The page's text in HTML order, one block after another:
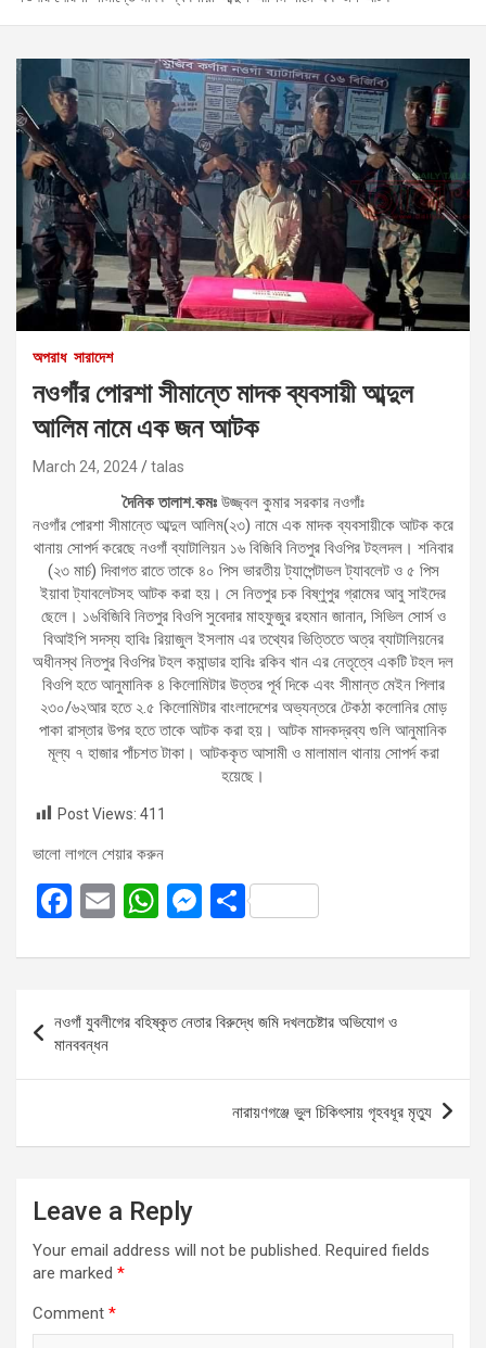
অপরাধ সারাদেশ
নওগাঁর পোরশা সীমান্তে মাদক ব্যবসায়ী আব্দুল
আলিম নামে এক জন আটক
March 24, 2024 talas
দৈনিক তালাশ.কমঃ উজ্জ্বল কুমার সরকার নওগাঁঃ
নওগাঁর পোরশা সীমান্তে আব্দুল আলিম(২৩) নামে এক মাদক ব্যবসায়ীকে আটক করে
থানায় সোপর্দ করেছে নওগাঁ ব্যাটালিয়ন ১৬ বিজিবি নিতপুর বিওপির টহলদল। শনিবার
(২৩ মার্চ) দিবাগত রাতে তাকে ৪০ পিস ভারতীয় ট্যাপেন্টাডল ট্যাবলেট ও ৫ পিস
ইয়াবা ট্যাবলেটসহ আটক করা হয়। সে নিতপুর চক বিষ্ণুপুর গ্রামের আবু সাইদের
ছেলে। ১৬বিজিবি নিতপুর বিওপি সুবেদার মাহফুজুর রহমান জানান, সিভিল সোর্স ও
বিআইপি সদস্য হাবিঃ রিয়াজুল ইসলাম এর তথ্যের ভিত্তিতে অত্র ব্যাটালিয়নের
অধীনস্থ নিতপুর বিওপির টহল কমান্ডার হাবিঃ রকিব খান এর নেতৃত্বে একটি টহল দল
বিওপি হতে আনুমানিক ৪ কিলোমিটার উত্তর পূর্ব দিকে এবং সীমান্ত মেইন পিলার
২৩০/৬২আর হতে ২.৫ কিলোমিটার বাংলাদেশের অভ্যন্তরে টেকঠা কলোনির মোড়
পাকা রাস্তার উপর হতে তাকে আটক করা হয়। আটক মাদকদ্রব্য গুলি আনুমানিক
মূল্য ৭ হাজার পাঁচশত টাকা। আটককৃত আসামী ও মালামাল থানায় সোপর্দ করা
হয়েছে।
Post Views: 411
ভালো লাগলে শেয়ার করুন
F
ce
b
o
o
E
ail
W
at
A
p
M
se
n
g
er
S
ar
navigation
নওগাঁ যুবলীগের বহিষ্কৃত নেতার বিরুদ্ধে জমি দখলচেষ্টার অভিযোগ ও
মানববন্ধন
নারায়ণগঞ্জে ভুল চিকিৎসায় গৃহবধূর মৃত্যু
Leave a Reply
Your email address will not be published. Required fields
are marked *
Comment *